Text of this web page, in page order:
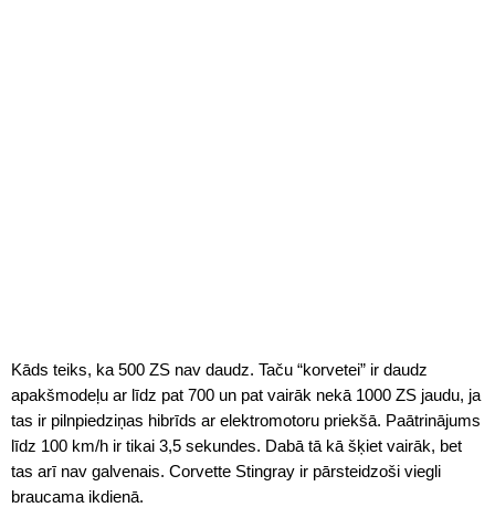
Kāds teiks, ka 500 ZS nav daudz. Taču “korvetei” ir daudz
apakšmodeļu ar līdz pat 700 un pat vairāk nekā 1000 ZS jaudu, ja
tas ir pilnpiedziņas hibrīds ar elektromotoru priekšā. Paātrinājums
līdz 100 km/h ir tikai 3,5 sekundes. Dabā tā kā šķiet vairāk, bet
tas arī nav galvenais. Corvette Stingray ir pārsteidzoši viegli
braucama ikdienā.